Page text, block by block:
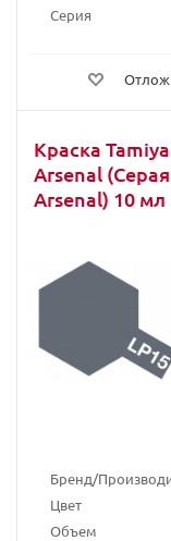
Серия
Краска
Arsenal
Arsenal) 10 мл
Бренд/
Цвет
Объем